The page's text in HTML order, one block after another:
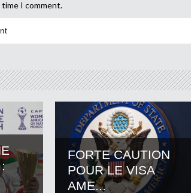
I comment.
FORTE CAUTION
POUR LE VISA
AME...